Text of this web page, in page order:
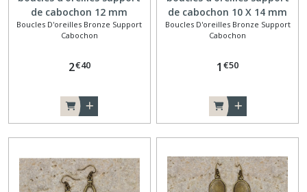
de cabochon 12 mm
Boucles D'oreilles Bronze Support
Cabochon
2€40
de cabochon 10 X 14 mm
connecteur goutte
Boucles D'oreilles Bronze Support
Cabochon
1 €50